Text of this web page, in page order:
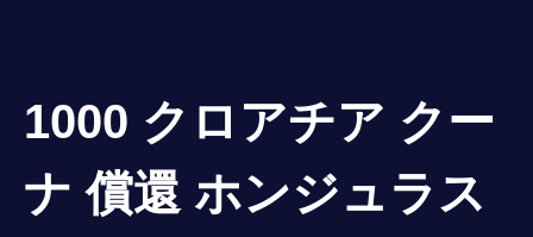
1000 クロアチア クー
ナ 償還 ホンジュラス